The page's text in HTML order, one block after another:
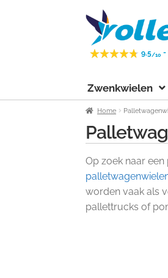
Ga
door
naar
navigatie
Ga
naar
de
inhoud
9.5/10 -
Zwenkwielen
Home
Op zoek naar
worden vaak als
pallettrucks of